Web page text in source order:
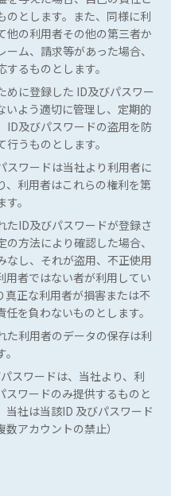
のとします。また、同様に利
他の利用者その他の第三者か
ム、請求等があった場合、
るものとします。
めに登録した ID及びパスワー
いよう適切に管理し、定期的
ID及びパスワードの盗用を防
うものとします。
スワードは当社より利用者に
、利用者はこれらの権利を第
。
たID及びパスワードが登録さ
方法により確認した場合、
なし、それが盗用、不正使用
用者ではない者が利用してい
真正な利用者が損害または不
を負わないものとします。
た利用者のデータの保存は利
スワードは、当社より、利
スワードのみ提供するものと
当社は当該ID 及びパスワード
アカウントの禁止）